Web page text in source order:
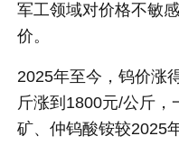
军工领域对价格不敏
价。
2025年至今，钨价涨
斤涨到1800元/公斤
矿、仲钨酸铵较2025